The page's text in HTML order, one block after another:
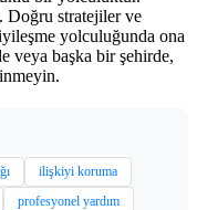
Doğru stratejiler ve
yolculuğunda ona
veya başka bir şehirde,
ilişkiyi koruma
profesyonel yardım